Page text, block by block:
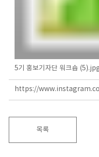
5기 홍보기자단 워크숍
https://
목록